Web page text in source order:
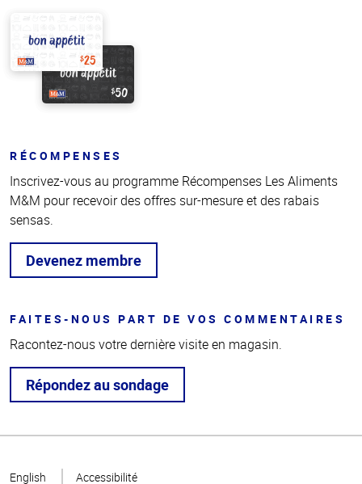
RÉCOMPENSES
Inscrivez-vous au programme Récompenses Les Aliments
M&M pour recevoir des offres sur-mesure et des rabais
sensas.
Devenez membre
FAITES-NOUS PART DE VOS COMMENTAIRES
Racontez-nous votre dernière visite en magasin.
Répondez au sondage
English Accessibilité